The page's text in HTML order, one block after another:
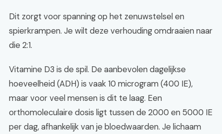
Dit zorgt voor spanning op het zenuwstelsel en
spierkrampen. Je wilt deze verhouding omdraaien naar
die 2:1.
Vitamine D3 is de spil. De aanbevolen dagelijkse
hoeveelheid (ADH) is vaak 10 microgram (400 IE),
maar voor veel mensen is dit te laag. Een
orthomoleculaire dosis ligt tussen de 2000 en 5000 IE
per dag, afhankelijk van je bloedwaarden. Je lichaam